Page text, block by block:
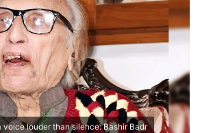
voice louder than silence: Bashir Badr